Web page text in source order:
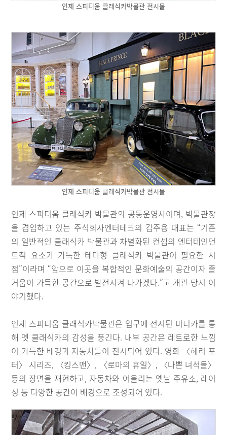
인제 스피디움 클래식카박물관 전시물
인제 스피디움 클래식카박물관 전시물
인제 스피디움 클래식카 박물관의 공동운영사이며, 박물관장
을 겸임하고 있는 주식회사엔터테크의 김주용 대표는 “기존
의 일반적인 클래식카 박물관과 차별화된 컨셉의 엔터테인먼
트적 요소가 가득한 테마형 클래식카 박물관이 필요한 시
점”이라며 “앞으로 이곳을 복합적인 문화예술의 공간이자 즐
거움이 가득한 공간으로 발전시켜 나가겠다.”고 개관 당시 이
야기했다.
인제 스피디움 클래식카박물관은 입구에 전시된 미니카를 통
해 옛 클래식카의 감성을 풍긴다. 내부 공간은 레트로한 느낌
이 가득한 배경과 자동차들이 전시되어 있다. 영화 〈해리 포
터〉 시리즈, 〈킹스맨〉, 〈로마의 휴일〉, 〈나쁜 녀석들〉
등의 장면을 재현하고, 자동차와 어울리는 옛날 주유소, 레이
싱 등 다양한 공간이 배경으로 조성되어 있다.